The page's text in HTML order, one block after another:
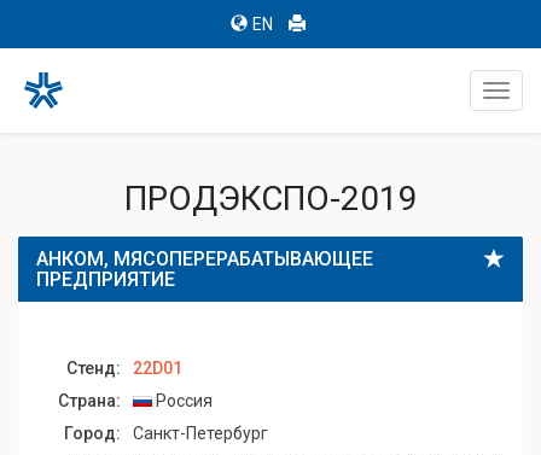
EN
ПРОДЭКСПО-2019
АНКОМ, МЯСОПЕРЕРАБАТЫВАЮЩЕЕ
ПРЕДПРИЯТИЕ
Стенд:
22D01
Страна:
Россия
Город:
Санкт-Петербург